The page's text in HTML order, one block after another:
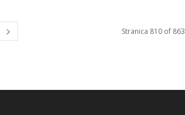
Stranica 810 of 863